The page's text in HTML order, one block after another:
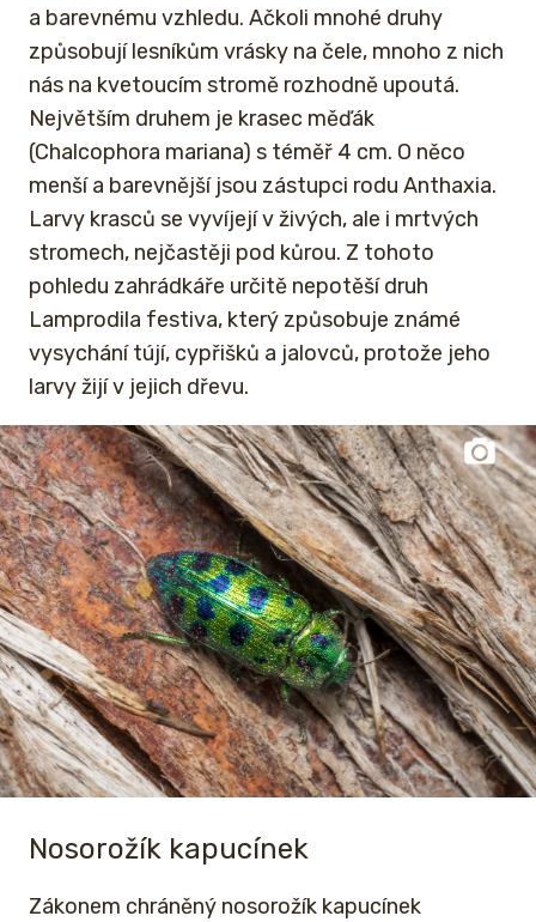
a barevnému vzhledu. Ačkoli mnohé druhy
způsobují lesníkům vrásky na čele, mnoho z nich
nás na kvetoucím stromě rozhodně upoutá.
Největším druhem je krasec měďák
(Chalcophora mariana) s téměř 4 cm. O něco
menší a barevnější jsou zástupci rodu Anthaxia.
Larvy krasců se vyvíjejí v živých, ale i mrtvých
stromech, nejčastěji pod kůrou. Z tohoto
pohledu zahrádkáře určitě nepotěší druh
Lamprodila festiva, který způsobuje známé
vysychání tújí, cypřišků a jalovců, protože jeho
larvy žijí v jejich dřevu.
Nosorožík kapucínek
Zákonem chráněný nosorožík kapucínek